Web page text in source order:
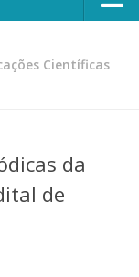
CONTATO
Científicas
da
de